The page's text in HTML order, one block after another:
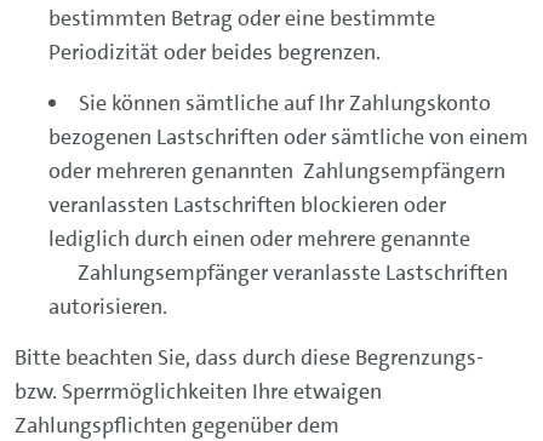
bestimmten Betrag oder eine bestimmte
Periodizität oder beides begrenzen.
Sie können sämtliche auf Ihr Zahlungskonto
bezogenen Lastschriften oder sämtliche von einem
oder mehreren genannten Zahlungsempfängern
veranlassten Lastschriften blockieren oder
lediglich durch einen oder mehrere genannte
Zahlungsempfänger veranlasste Lastschriften
autorisieren.
Bitte beachten Sie, dass durch diese Begrenzungs-
bzw. Sperrmöglichkeiten Ihre etwaigen
Zahlungspflichten gegenüber dem